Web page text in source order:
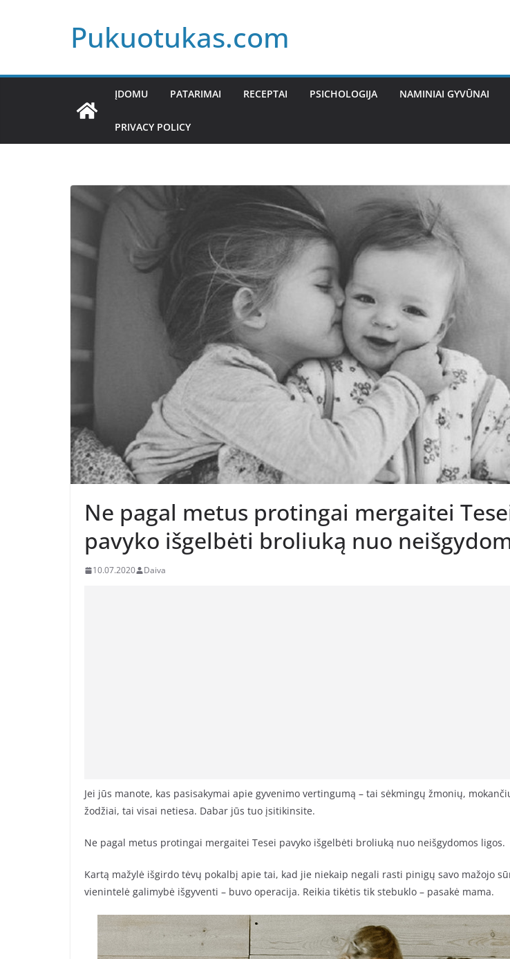
Pukuotukas.com
ĮDOMU PATARIMAI RECEPTAI PSICHOLOGIJA NAMINIAI GYVŪNAI
PRIVACY POLICY
Ne pagal metus protingai mergaitei
pavyko išgelbėti broliuką nuo
10.07.2020 Daiva
Jei jūs manote, kas pasisakymai apie gyvenimo vertingumą – tai sėkmingų žmonių,
žodžiai, tai visai netiesa. Dabar jūs tuo įsitikinsite.
Ne pagal metus protingai mergaitei Tesei pavyko išgelbėti broliuką nuo neišgydomos ligos.
Kartą mažylė išgirdo tėvų pokalbį apie tai, kad jie niekaip negali rasti pinigų savo mažojo
vienintelė galimybė išgyventi – buvo operacija. Reikia tikėtis tik stebuklo – pasakė mama.